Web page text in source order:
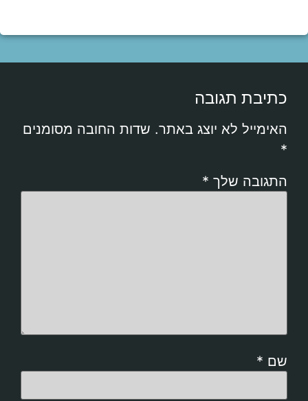
כתיבת תגובה
האימייל לא יוצג באתר. שדות החובה מסומנים
*
התגובה שלך *
שם *